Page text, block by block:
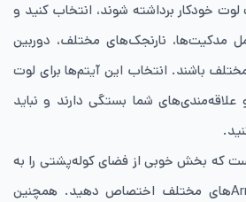
خودکار برداشته شوند، انتخاب کنید و
مدکیت‌ها، نارنجک‌های مختلف، دوربین
باشند. انتخاب این آیتم‌ها برای لوت
شما بستگی دارند و نباید
که بخش خوبی از فضای کوله‌پشتی را به
مدکیت‌ها و Armor Repairهای مختلف اختصاص دهید. همچنین